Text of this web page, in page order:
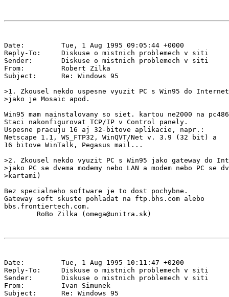
Date:         Tue, 1 Aug 1995 09:05:44 +0000
Reply-To:     Diskuse o mistnich problemech v siti
Sender:       Diskuse o mistnich problemech v siti
From:         Robert Zilka
Subject:      Re: Windows 95
>1. Zkousel nekdo uspesne vyuzit PC s Win95 do
>jako je Mosaic apod.
Win95 mam nainstalovany so siet. kartou ne2000 na
Staci nakonfigurovat TCP/IP v Control panely.
Uspesne pracuju 16 aj 32-bitove aplikacie, napr.:
Netscape 1.1, WS_FTP32, WinQVT/Net v. 3.9 (32 bit) a
16 bitove WinTalk, Pegasus mail...
>2. Zkousel nekdo vyuzit PC s Win95 jako gateway do
>jako PC se dvema modemy nebo LAN a modem nebo PC se
>kartami)
Bez specialneho software je to dost pochybne.
Gateway soft skuste pohladat na ftp.bhs.com alebo
bbs.frontiertech.com.
Date:         Tue, 1 Aug 1995 10:11:47 +0200
Reply-To:     Diskuse o mistnich problemech v siti
Sender:       Diskuse o mistnich problemech v siti
From:         Ivan Simunek
Subject:      Re: Windows 95